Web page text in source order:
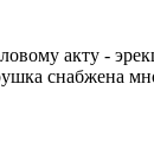
акту -
снабжена